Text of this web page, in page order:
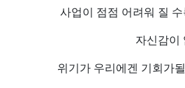
사업이 점점 어려워 질
자신감이
위기가 우리에겐 기회가